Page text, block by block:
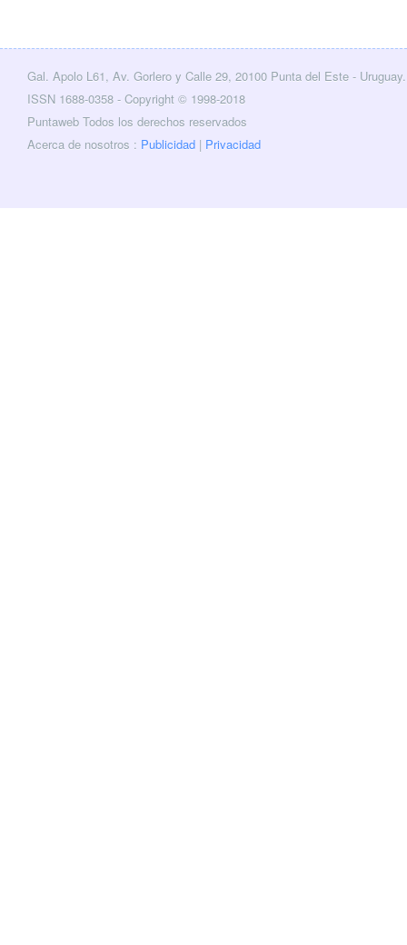
Gal. Apolo L61, Av. Gorlero y Calle 29, 20100 Punta del Este - Uruguay.
ISSN 1688-0358 - Copyright © 1998-2018
Puntaweb Todos los derechos reservados
Acerca de nosotros : Publicidad | Privacidad